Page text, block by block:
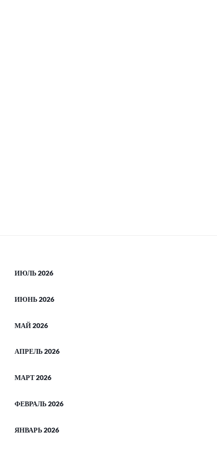
ИЮЛЬ 2026
ИЮНЬ 2026
МАЙ 2026
АПРЕЛЬ 2026
МАРТ 2026
ФЕВРАЛЬ 2026
ЯНВАРЬ 2026